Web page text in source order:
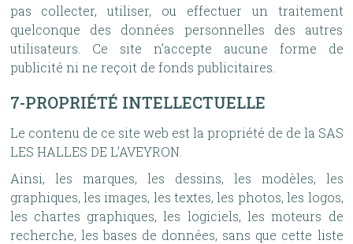
pas collecter, utiliser, ou effectuer un traitement
quelconque des données personnelles des autres
utilisateurs. Ce site n’accepte aucune forme de
publicité ni ne reçoit de fonds publicitaires.
7-PROPRIÉTÉ INTELLECTUELLE
Le contenu de ce site web est la propriété de de la SAS
LES HALLES DE L’AVEYRON.
Ainsi, les marques, les dessins, les modèles, les
graphiques, les images, les textes, les photos, les logos,
les chartes graphiques, les logiciels, les moteurs de
recherche, les bases de données, sans que cette liste